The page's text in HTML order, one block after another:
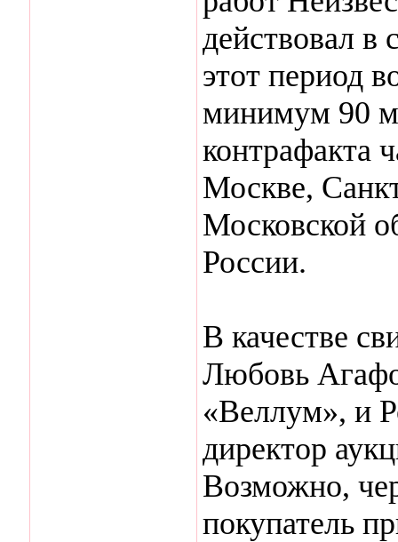
действовал в
этот период
минимум 90
контрафакта
Москве,
Московской
России.
В качестве
Любовь
«Веллум», и
директор
Возможно,
покупатель